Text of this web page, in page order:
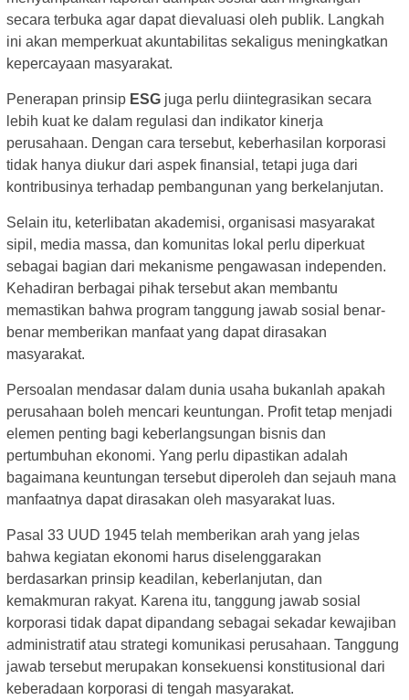
secara terbuka agar dapat dievaluasi oleh publik. Langkah
ini akan memperkuat akuntabilitas sekaligus meningkatkan
kepercayaan masyarakat.
Penerapan prinsip ESG juga perlu diintegrasikan secara
lebih kuat ke dalam regulasi dan indikator kinerja
perusahaan. Dengan cara tersebut, keberhasilan korporasi
tidak hanya diukur dari aspek finansial, tetapi juga dari
kontribusinya terhadap pembangunan yang berkelanjutan.
Selain itu, keterlibatan akademisi, organisasi masyarakat
sipil, media massa, dan komunitas lokal perlu diperkuat
sebagai bagian dari mekanisme pengawasan independen.
Kehadiran berbagai pihak tersebut akan membantu
memastikan bahwa program tanggung jawab sosial benar-
benar memberikan manfaat yang dapat dirasakan
masyarakat.
Persoalan mendasar dalam dunia usaha bukanlah apakah
perusahaan boleh mencari keuntungan. Profit tetap menjadi
elemen penting bagi keberlangsungan bisnis dan
pertumbuhan ekonomi. Yang perlu dipastikan adalah
bagaimana keuntungan tersebut diperoleh dan sejauh mana
manfaatnya dapat dirasakan oleh masyarakat luas.
Pasal 33 UUD 1945 telah memberikan arah yang jelas
bahwa kegiatan ekonomi harus diselenggarakan
berdasarkan prinsip keadilan, keberlanjutan, dan
kemakmuran rakyat. Karena itu, tanggung jawab sosial
korporasi tidak dapat dipandang sebagai sekadar kewajiban
administratif atau strategi komunikasi perusahaan. Tanggung
jawab tersebut merupakan konsekuensi konstitusional dari
keberadaan korporasi di tengah masyarakat.